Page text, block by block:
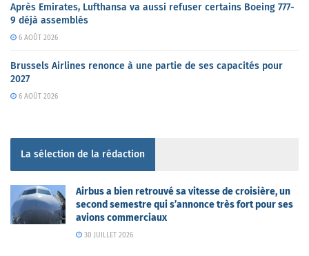
Après Emirates, Lufthansa va aussi refuser certains Boeing 777-
9 déjà assemblés
6 AOÛT 2026
Brussels Airlines renonce à une partie de ses capacités pour
2027
6 AOÛT 2026
La sélection de la rédaction
Airbus a bien retrouvé sa vitesse de croisière, un
second semestre qui s’annonce très fort pour ses
avions commerciaux
30 JUILLET 2026